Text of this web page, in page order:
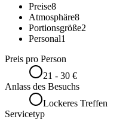
Preise8
Atmosphäre8
Portionsgröße2
Personal1
Preis pro Person
21 - 30 €
Anlass des Besuchs
Lockeres Treffen
Servicetyp